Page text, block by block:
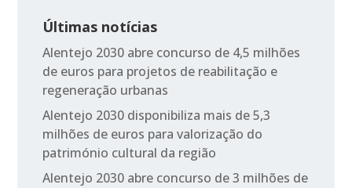
Últimas notícias
Alentejo 2030 abre concurso de 4,5 milhões
de euros para projetos de reabilitação e
regeneração urbanas
Alentejo 2030 disponibiliza mais de 5,3
milhões de euros para valorização do
património cultural da região
Alentejo 2030 abre concurso de 3 milhões de